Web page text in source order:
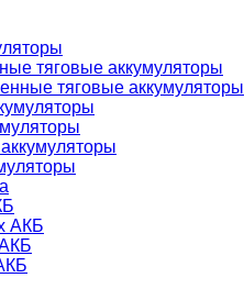
тяговые аккумуляторы
тяговые аккумуляторы
АКБ